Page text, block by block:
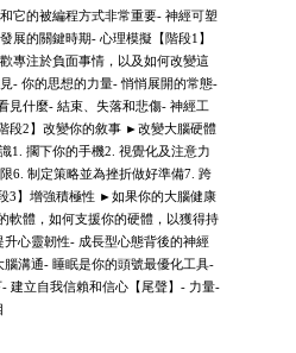
它的被編程方式非常重要- 神經可塑
展的關鍵時期- 心理模擬【階段1】
專注於負面事情，以及如何改變這
- 你的思想的力量- 悄悄展開的常態-
見什麼- 結束、失落和悲傷- 神經工
段2】改變你的敘事 ►改變大腦硬體
1. 擱下你的手機2. 視覺化及注意力
6. 制定策略並為挫折做好準備7. 跨
3】增強積極性 ►如果你的大腦健康
軟體，如何支援你的硬體，以獲得持
心靈韌性- 成長型心態背後的神經
溝通- 睡眠是你的頭號最優化工具-
建立自我信賴和信心【尾聲】- 力量-